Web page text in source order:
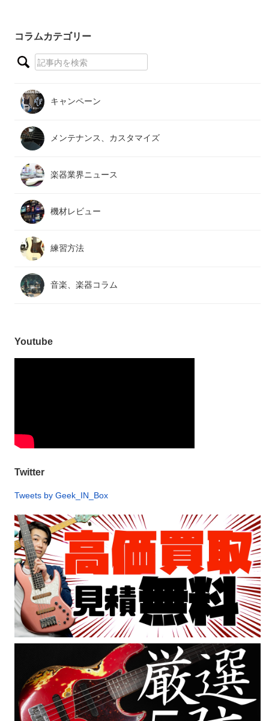
コラムカテゴリー
キャンペーン
メンテナンス、カスタマイズ
楽器業界ニュース
機材レビュー
練習方法
音楽、楽器コラム
Youtube
Twitter
Tweets by Geek_IN_Box